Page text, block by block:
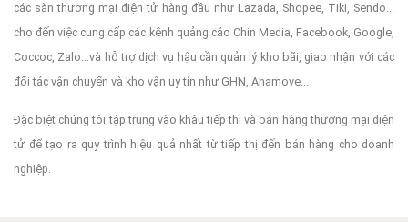
các sàn thương mại điện tử hàng đầu như Lazada, Shopee, Tiki, Sendo...
cho đến việc cung cấp các kênh quảng cáo Chin Media, Facebook, Google,
Coccoc, Zalo...và hỗ trợ dịch vụ hậu cần quản lý kho bãi, giao nhận với các
đối tác vận chuyển và kho vận uy tín như GHN, Ahamove...
Đặc biệt chúng tôi tập trung vào khâu tiếp thị và bán hàng thương mại điện
tử để tạo ra quy trình hiệu quả nhất từ tiếp thị đến bán hàng cho doanh
nghiệp.